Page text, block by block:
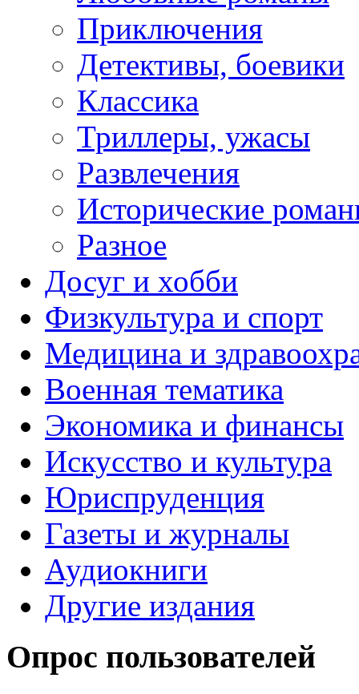
Приключения
Детективы, боевики
Классика
Триллеры, ужасы
Развлечения
Исторические
Разное
Досуг и хобби
Физкультура и спорт
Медицина и
Военная тематика
Экономика и финансы
Искусство и культура
Юриспруденция
Газеты и журналы
Аудиокниги
Другие издания
Опрос пользователей